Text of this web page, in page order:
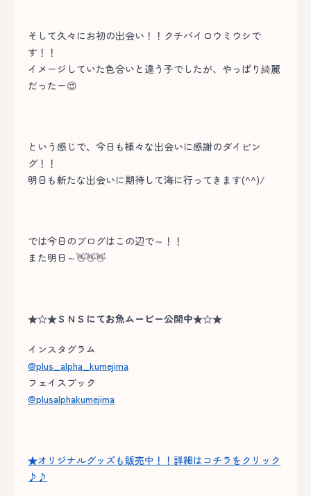
そして久々にお初の出会い！！クチバイロウミウシで
す！！
イメージしていた色合いと違う子でしたが、やっぱり綺麗
だったー😍
という感じで、今日も様々な出会いに感謝のダイビン
グ！！
明日も新たな出会いに期待して海に行ってきます(^^)/
では今日のブログはこの辺で～！！
また明日～👋👋👋
★☆★ＳＮＳにてお魚ムービー公開中★☆★
インスタグラム
@plus_alpha_kumejima
フェイスブック
@plusalphakumejima
★オリジナルグッズも販売中！！詳細はコチラをクリック
♪♪